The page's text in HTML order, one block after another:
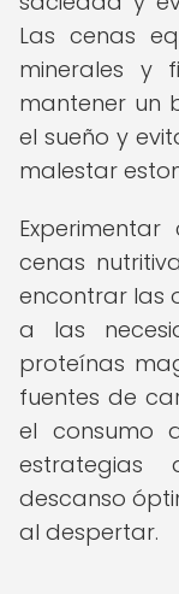
Las cenas
minerales y
mantener un
el sueño y
malestar
cenas
encontrar las
a las
proteínas
fuentes de
el consumo
estrategias
descanso
al despertar.